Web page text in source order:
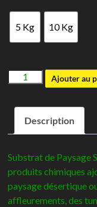
5 Kg 10 Kg
quantité
Stone
desert
outback
Ajouter au
Description
Substrat de Paysage
produits chimiques
paysage désertique
affleurements, des